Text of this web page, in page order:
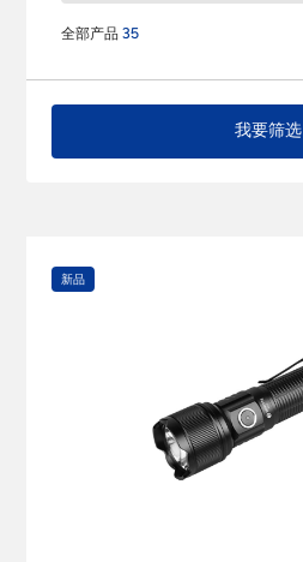
全部产品 35
我要筛选
新品